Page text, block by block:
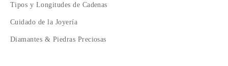
Tipos y Longitudes de Cadenas
Cuidado de la Joyería
Diamantes & Piedras Preciosas